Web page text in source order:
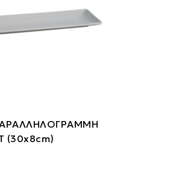
(30x8cm)